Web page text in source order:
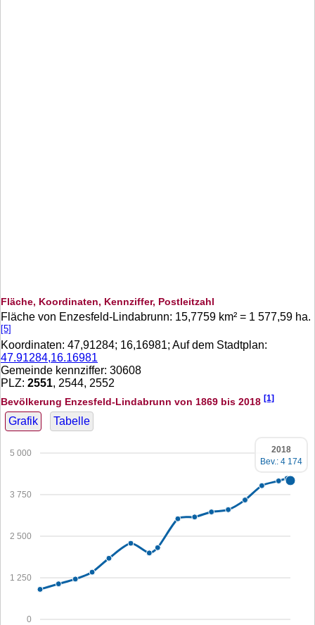
Fläche, Koordinaten, Kennziffer, Postleitzahl
Fläche von Enzesfeld-Lindabrunn: 15,7759 km² = 1 577,59 ha.
[5]
Koordinaten: 47,91284; 16,16981; Auf dem Stadtplan:
47.91284,16.16981
Gemeinde kennziffer: 30608
PLZ: 2551, 2544, 2552
Bevölkerung Enzesfeld-Lindabrunn von 1869 bis 2018 [1]
Grafik Tabelle
0
1 250
2 500
3 750
5 000
2018
Bev.: 4 174